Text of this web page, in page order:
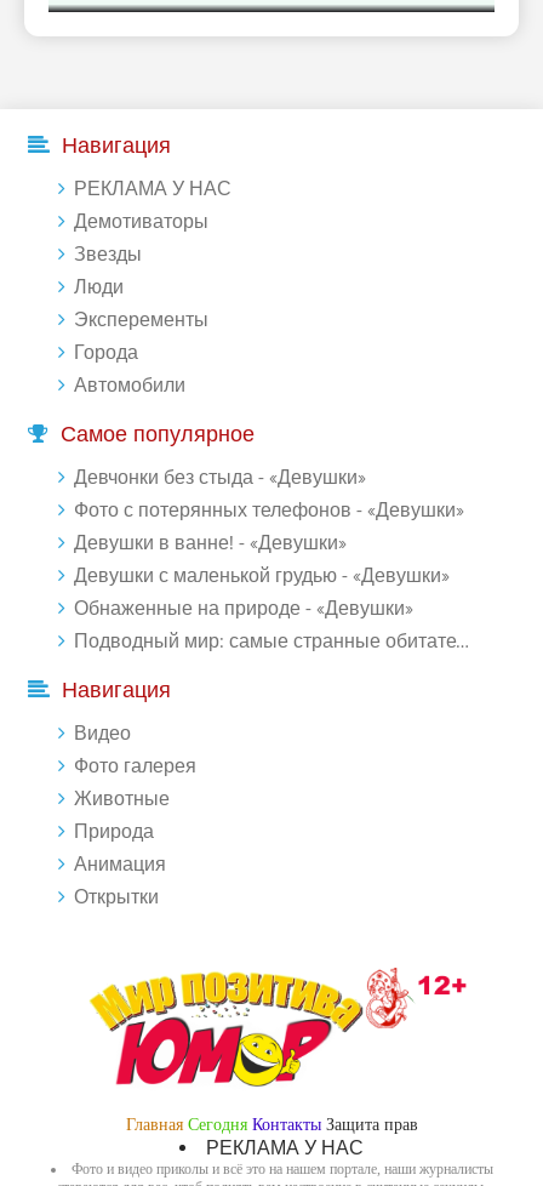
Навигация
РЕКЛАМА У НАС
Демотиваторы
Звезды
Люди
Эксперементы
Города
Автомобили
Самое популярное
Девчонки без стыда - «Девушки»
Фото с потерянных телефонов - «Девушки»
Девушки в ванне! - «Девушки»
Девушки с маленькой грудью - «Девушки»
Обнаженные на природе - «Девушки»
Подводный мир: самые странные обитатели океана (18 фото)
Навигация
Видео
Фото галерея
Животные
Природа
Анимация
Открытки
Главная Сегодня Контакты Защита прав
РЕКЛАМА У НАС
Фото и видео приколы и всё это на нашем портале, наши журналисты